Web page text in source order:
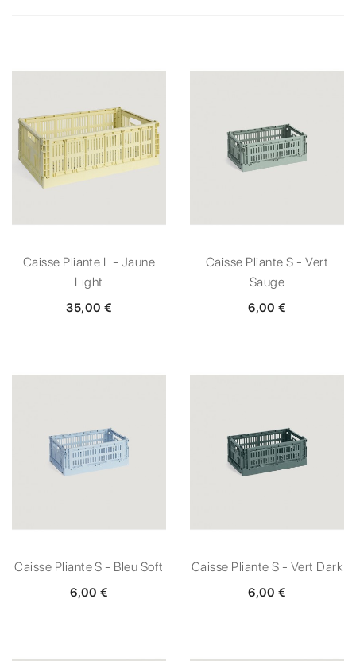
Caisse Pliante L - Jaune
Light
35,00 €
Caisse Pliante S - Vert
Sauge
6,00 €
Caisse Pliante S - Bleu Soft
6,00 €
Caisse Pliante S - Vert Dark
6,00 €